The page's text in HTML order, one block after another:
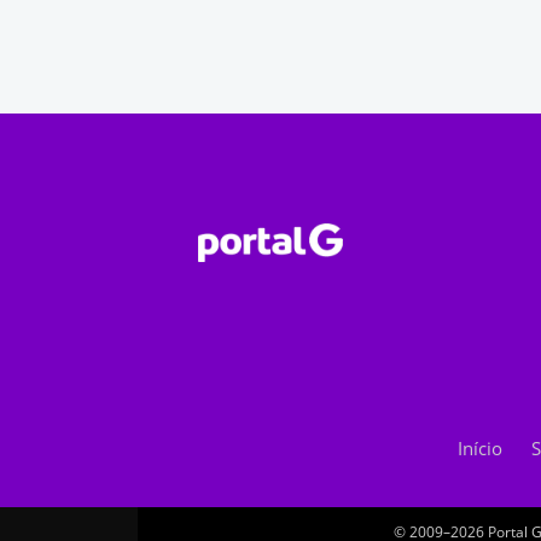
Início
© 2009–2026 Portal